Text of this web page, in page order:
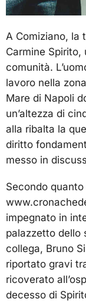
A Comiziano, la
Carmine
comunità.
lavoro nella
Mare di Napoli
un’altezza di
alla ribalta la
diritto
messo in
Secondo
impegnato in
palazzetto dello
collega, Bruno
riportato gravi
ricoverato
decesso di